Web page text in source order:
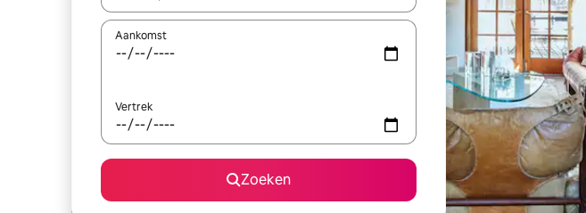
Aankomst
Vertrek
Zoeken